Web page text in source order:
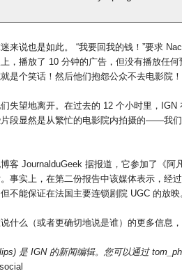
来说也是如此。 “我要回我的钱！”要求
，播放了 10 分钟的广告，但没有播放任
是个笑话！然后他们抱怨公众不去电影院！
失望地离开。在过去的 12 个小时里，IGN
段显然是从繁忙的电影院内拍摄的——我
客 JournalduGeek 据报道，它参加了《阿
事实上，在第二份报告中该媒体表示，经
不能保证在法国主要连锁剧院 UGC 的放映
什么（或者更确切地说是谁）的更多信息
是 IGN 的新闻编辑。您可以通过